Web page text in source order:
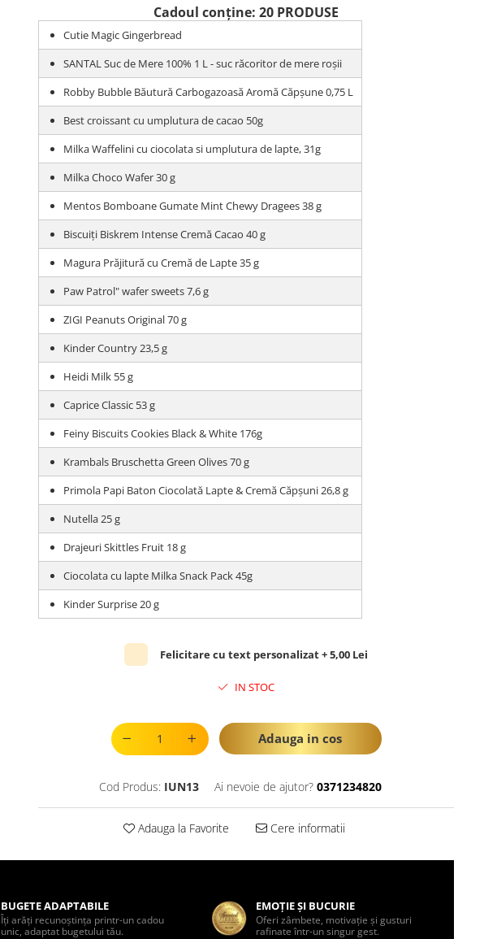
Cadoul conține: 20 PRODUSE
Cutie Magic Gingerbread
SANTAL Suc de Mere 100% 1 L - suc răcoritor de mere roșii
Robby Bubble Băutură Carbogazoasă Aromă Căpșune 0,75 L
Best croissant cu umplutura de cacao 50g
Milka Waffelini cu ciocolata si umplutura de lapte, 31g
Milka Choco Wafer 30 g
Mentos Bomboane Gumate Mint Chewy Dragees 38 g
Biscuiți Biskrem Intense Cremă Cacao 40 g
Magura Prăjitură cu Cremă de Lapte 35 g
Paw Patrol" wafer sweets 7,6 g
ZIGI Peanuts Original 70 g
Kinder Country 23,5 g
Heidi Milk 55 g
Caprice Classic 53 g
Feiny Biscuits Cookies Black & White 176g
Krambals Bruschetta Green Olives 70 g
Primola Papi Baton Ciocolată Lapte & Cremă Căpșuni 26,8 g
Nutella 25 g
Drajeuri Skittles Fruit 18 g
Ciocolata cu lapte Milka Snack Pack 45g
Kinder Surprise 20 g
Felicitare cu text personalizat + 5,00 Lei
IN STOC
Adauga in cos
Cod Produs: IUN13 Ai nevoie de ajutor? 0371234820
Adauga la Favorite Cere informatii
BUGETE ADAPTABILE
Îți arăți recunoștința printr-un cadou
unic, adaptat bugetului tău.
EMOȚIE ȘI BUCURIE
Oferi zâmbete, motivație și gusturi
rafinate într-un singur gest.